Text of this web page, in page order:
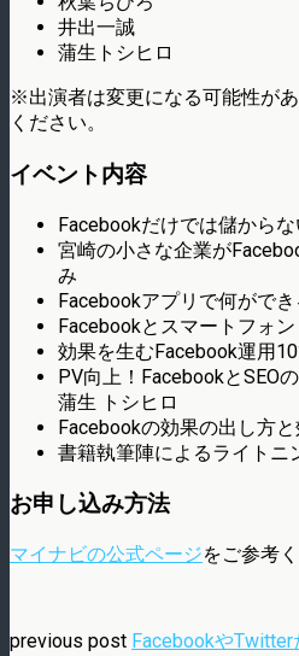
井出一誠
蒲生トシヒロ
※出演者は変更になる可能性が
ください。
イベント内容
Facebookだけでは儲から
宮崎の小さな企業が
み
Facebookアプリで何がで
Facebookとスマートフォ
効果を生むFacebook運用
PV向上！FacebookとSEO
蒲生 トシヒロ
Facebookの効果の出し方
書籍執筆陣によるライトニ
お申し込み方法
マイナビの公式ページをご参考
previous post Facebookや